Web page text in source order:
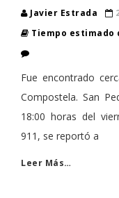
Javier Estrada
Tiempo estimado
Fue encontrado
Compostela. San
18:00 horas del
911, se reportó a
Leer Más…